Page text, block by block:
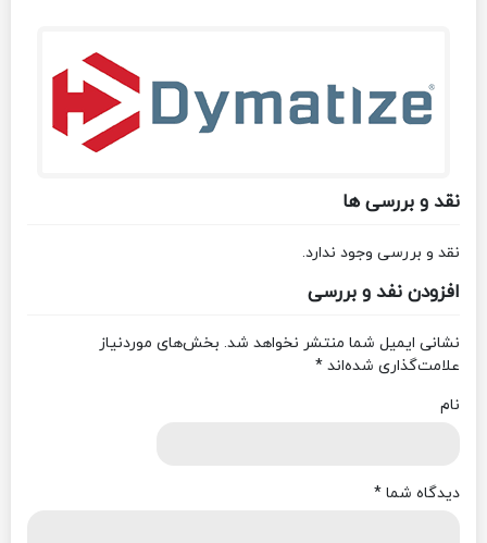
نقد و بررسی ها
نقد و بررسی وجود ندارد.
افزودن نفد و بررسی
نشانی ایمیل شما منتشر نخواهد شد. بخش‌های موردنیاز
علامت‌گذاری شده‌اند *
نام
دیدگاه شما *